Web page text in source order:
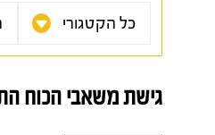
גישת משאבי הכוח